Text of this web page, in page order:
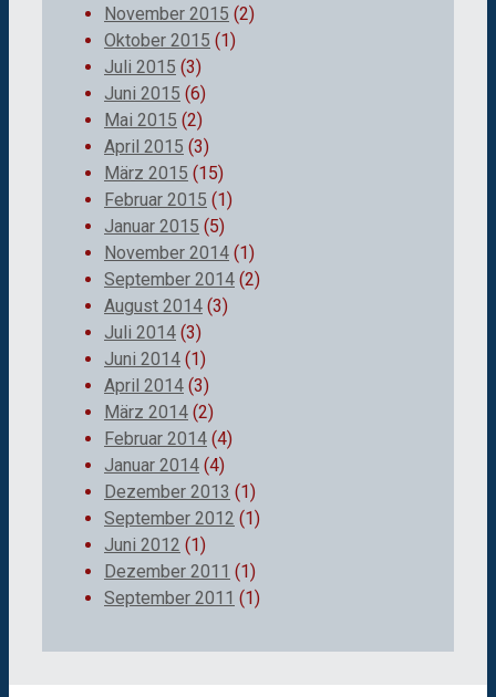
November 2015 (2)
Oktober 2015 (1)
Juli 2015 (3)
Juni 2015 (6)
Mai 2015 (2)
April 2015 (3)
März 2015 (15)
Februar 2015 (1)
Januar 2015 (5)
November 2014 (1)
September 2014 (2)
August 2014 (3)
Juli 2014 (3)
Juni 2014 (1)
April 2014 (3)
März 2014 (2)
Februar 2014 (4)
Januar 2014 (4)
Dezember 2013 (1)
September 2012 (1)
Juni 2012 (1)
Dezember 2011 (1)
September 2011 (1)